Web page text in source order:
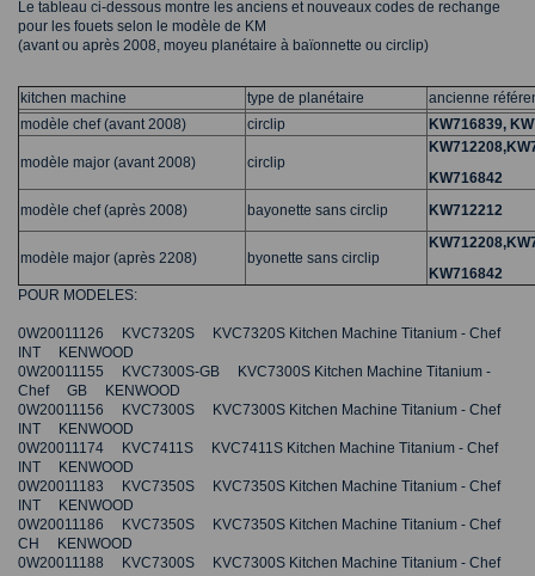
Le tableau ci-dessous montre les anciens et nouveaux codes de rechange
pour les fouets selon le modèle de KM
(avant ou après 2008, moyeu planétaire à baïonnette ou circlip)
kitchen machine type de planétaire
ancienne
modèle chef (avant 2008)
circlip KW716839,
modèle major (avant 2008) circlip
KW716842
modèle chef (après 2008)
bayonette sans circlip KW712212
modèle major (après 2208) byonette sans circlip
KW716842
POUR MODELES:
0W20011126 KVC7320S KVC7320S Kitchen Machine Titanium - Chef
INT KENWOOD
0W20011155 KVC7300S-GB KVC7300S Kitchen Machine Titanium -
Chef GB KENWOOD
0W20011156 KVC7300S KVC7300S Kitchen Machine Titanium - Chef
INT KENWOOD
0W20011174 KVC7411S KVC7411S Kitchen Machine Titanium - Chef
INT KENWOOD
0W20011183 KVC7350S KVC7350S Kitchen Machine Titanium - Chef
INT KENWOOD
0W20011186 KVC7350S KVC7350S Kitchen Machine Titanium - Chef
CH KENWOOD
0W20011188 KVC7300S KVC7300S Kitchen Machine Titanium - Chef